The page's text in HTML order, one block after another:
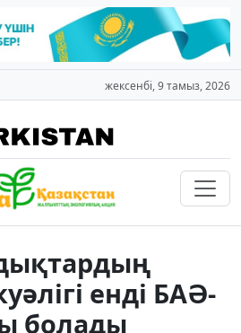
жексенбі, 9 тамыз, 2026
енді БАӘ-
болады